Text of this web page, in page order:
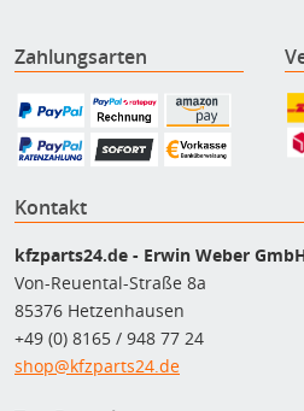
Zahlungsarten
Kontakt
kfzparts24.de - Erwin Weber
Von-Reuental-Straße 8a
85376 Hetzenhausen
+49 (0) 8165 / 948 77 24
shop@kfzparts24.de